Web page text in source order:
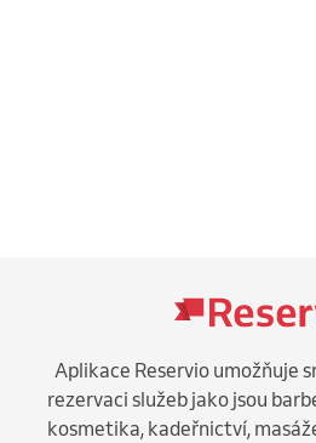
Aplikace Reservio umožňuje
rezervaci služeb jako jsou
kosmetika, kadeřnictví,